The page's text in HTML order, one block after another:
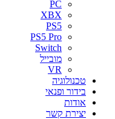
PC
XBX
PS5
PS5 Pro
Switch
מובייל
VR
טכנולוגיה
בידור ופנאי
אודות
יצירת קשר